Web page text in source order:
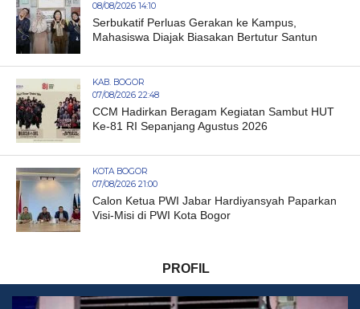
08/08/2026 14:10
Serbukatif Perluas Gerakan ke Kampus,
Mahasiswa Diajak Biasakan Bertutur Santun
KAB. BOGOR
07/08/2026 22:48
CCM Hadirkan Beragam Kegiatan Sambut HUT
Ke-81 RI Sepanjang Agustus 2026
KOTA BOGOR
07/08/2026 21:00
Calon Ketua PWI Jabar Hardiyansyah Paparkan
Visi-Misi di PWI Kota Bogor
PROFIL